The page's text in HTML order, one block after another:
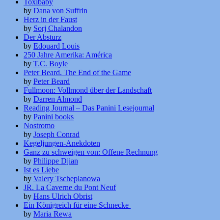
by Dana von Suffrin
Herz in der Faust
by Sorj Chalandon
Der Absturz
by Edouard Louis
250 Jahre Amerika: América
by T.C. Boyle
Peter Beard. The End of the Game
by Peter Beard
Fullmoon: Vollmond über der Landschaft
by Darren Almond
Reading Journal – Das Panini Lesejournal
by Panini books
Nostromo
by Joseph Conrad
Kegeljungen-Anekdoten
Ganz zu schweigen von: Offene Rechnung
by Philippe Djian
Ist es Liebe
by Valery Tscheplanowa
JR. La Caverne du Pont Neuf
by Hans Ulrich Obrist
Ein Königreich für eine Schnecke
by Maria Rewa